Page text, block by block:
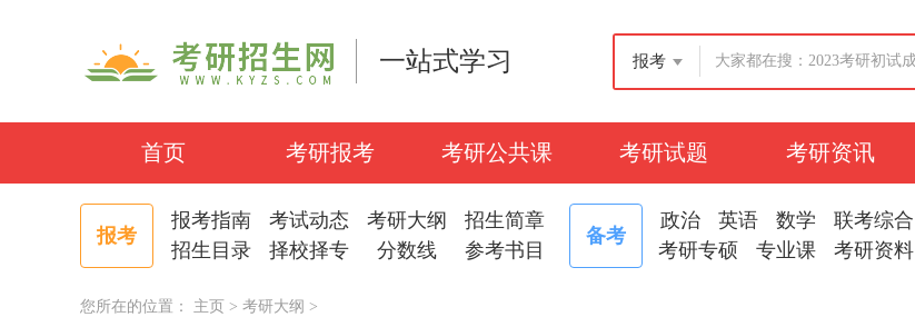
一站式学习 报考
首页 考研报考 考研公共课 考研试题 考研资讯
报考
报考指南 考试动态 考研大纲
招生简章
招生目录
择校择专 分数线 参考书目
备考
政治 英语 数学
联考综合
考研专硕
专业课 考研资料
您所在的位置： 主页 > 考研大纲 >